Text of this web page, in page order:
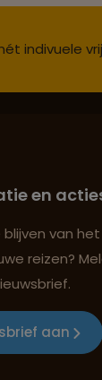
indivuele
mens,
en
van
reizen?
aan